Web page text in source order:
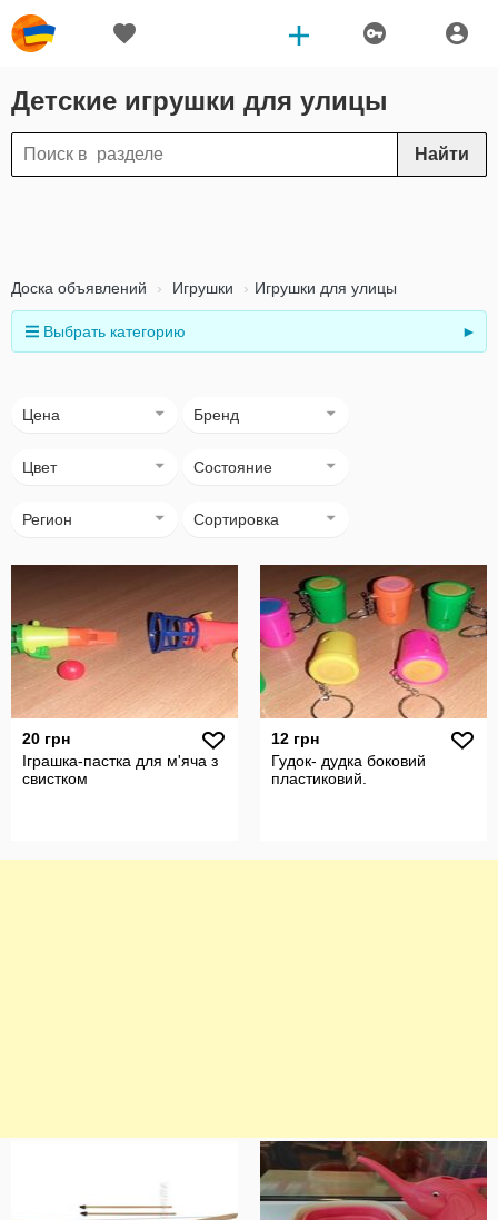
Детские игрушки для улицы
Найти
Доска объявлений Игрушки Игрушки для улицы
Выбрать категорию ►
Цена Бренд
Цвет Состояние
Регион Сортировка
20 грн
Іграшка-пастка для м'яча з
свистком
12 грн
Гудок- дудка боковий
пластиковий.